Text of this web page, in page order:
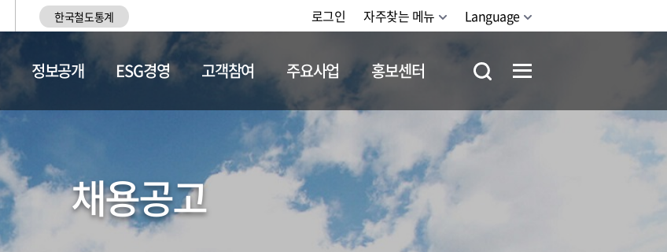
한국철도통계 로그인 자주찾는 메뉴 Language
채용정보
정보공개 ESG경영 고객참여 주요사업 홍보센터
채용공고